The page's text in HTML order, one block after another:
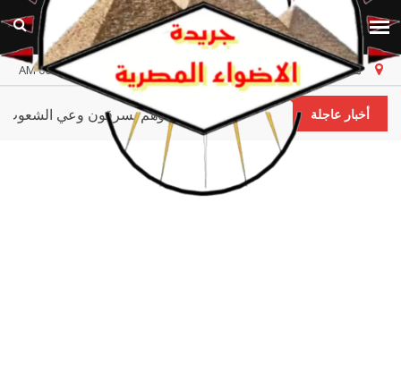
مصر السبت، ٨ أغسطس ٢٠٢٦ أخر تحديث 06:31:19 AM
أخبار عاجلة تجّار الوهم يسرقون وعي الشعوب